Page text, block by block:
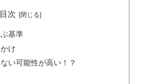
目次
基準
け
い可能性が高い！？